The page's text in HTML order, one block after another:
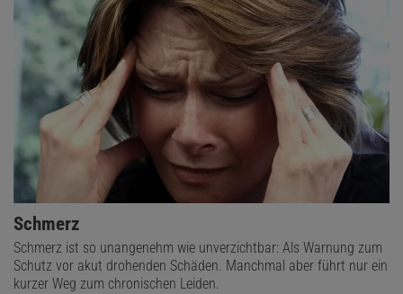
Schmerz
Schmerz ist so unangenehm wie unverzichtbar: Als Warnung zum
Schutz vor akut drohenden Schäden. Manchmal aber führt nur ein
kurzer Weg zum chronischen Leiden.